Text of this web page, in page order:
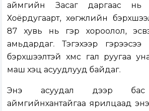
аймгийн Засаг даргаас нь
Хоёрдугаарт, хөгжлийн
87 хувь нь гэр хороолол,
амьдардаг. Тэгэхээр гэрээсээ
бэрхшээлтэй хүмүүс гал руугаа
маш хэцүү асуудлууд байдаг.
Энэ асуудал дээр бас
аймгийнхантайгаа ярилцаад